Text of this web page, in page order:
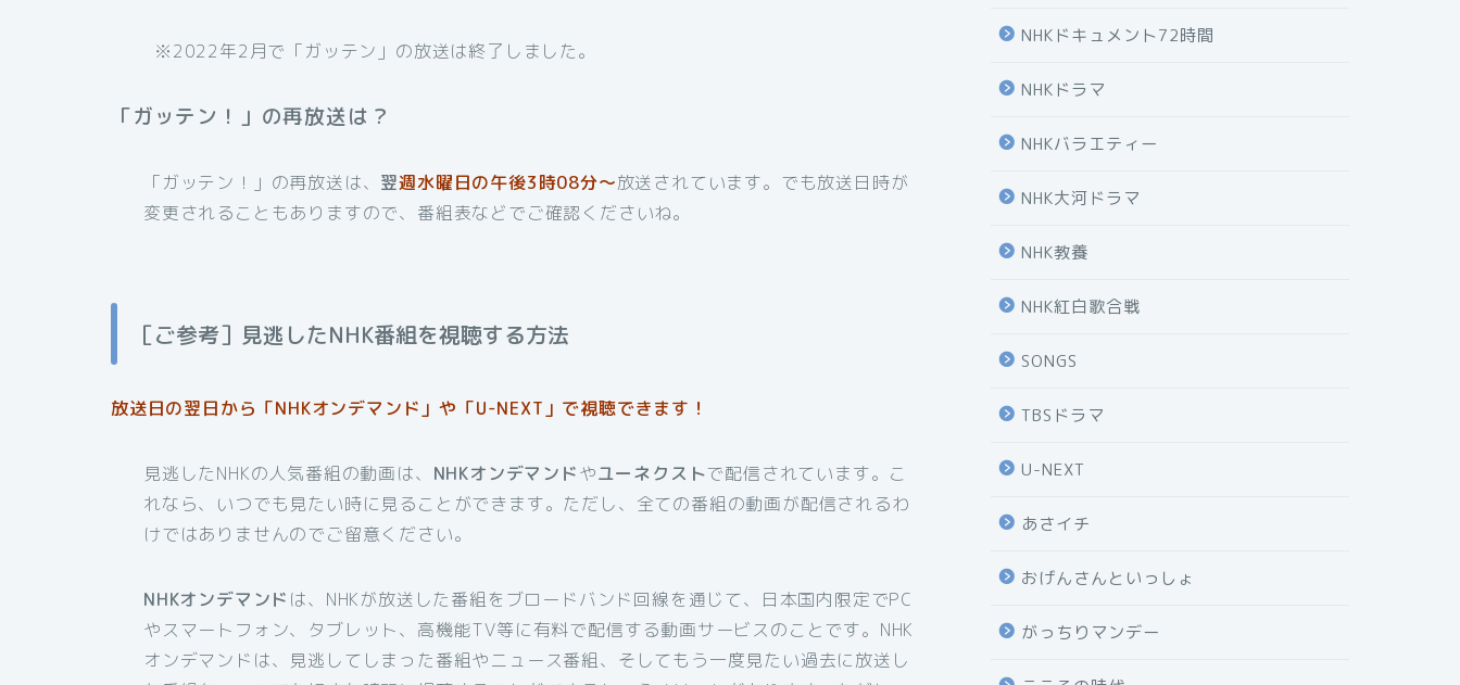
※2022年2月で「ガッテン」の放送は終了しました。
「ガッテン！」の再放送は？
「ガッテン！」の再放送は、 翌週水曜日の午後3時08分～放送されています。でも放送日時が
変更されることもありますので、番組表などでご確認くださいね。
［ご参考］見逃したNHK番組を視聴する方法
放送日の翌日から「NHKオンデマンド」や「U-NEXT」で視聴できます！
見逃したNHKの人気番組の動画は、 NHKオンデマンドやユーネクストで配信されています。こ
れなら、いつでも見たい時に見ることができます。ただし、全ての番組の動画が配信されるわ
けではありませんのでご留意ください。
NHKオンデマンド は、NHKが放送した番組をブロードバンド回線を通じて、日本国内限定でPC
やスマートフォン、タブレット、高機能TV等に有料で配信する動画サービスのことです。NHK
オンデマンドは、見逃してしまった番組やニュース番組、そしてもう一度見たい過去に放送し
NHKドキュメント72時間
NHKドラマ
NHKバラエティー
NHK大河ドラマ
NHK教養
NHK紅白歌合戦
SONGS
TBSドラマ
U-NEXT
あさイチ
おげんさんといっしょ
がっちりマンデー